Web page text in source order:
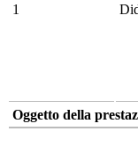
1
Oggetto della